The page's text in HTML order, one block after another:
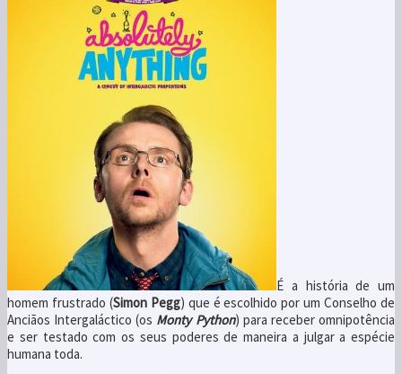
homem frustrado (Simon Pegg) que é escolhido por um Conselho de
Anciãos Intergaláctico (osMonty Python
e ser testado com os seus poderes de maneira a julgar a espécie
Isto leva a algumas situações engraçadas nos quais a personagem
central não é específica o suficiente com os seus desejos e daí
resultam coisas inesperadas ou que ele não queria, mas é sempre a
mesma piada o filme todo.
Faz lembrar a versão britânica e Sci-Fi doBruce Almighty(2003) com o
Jim Carrey